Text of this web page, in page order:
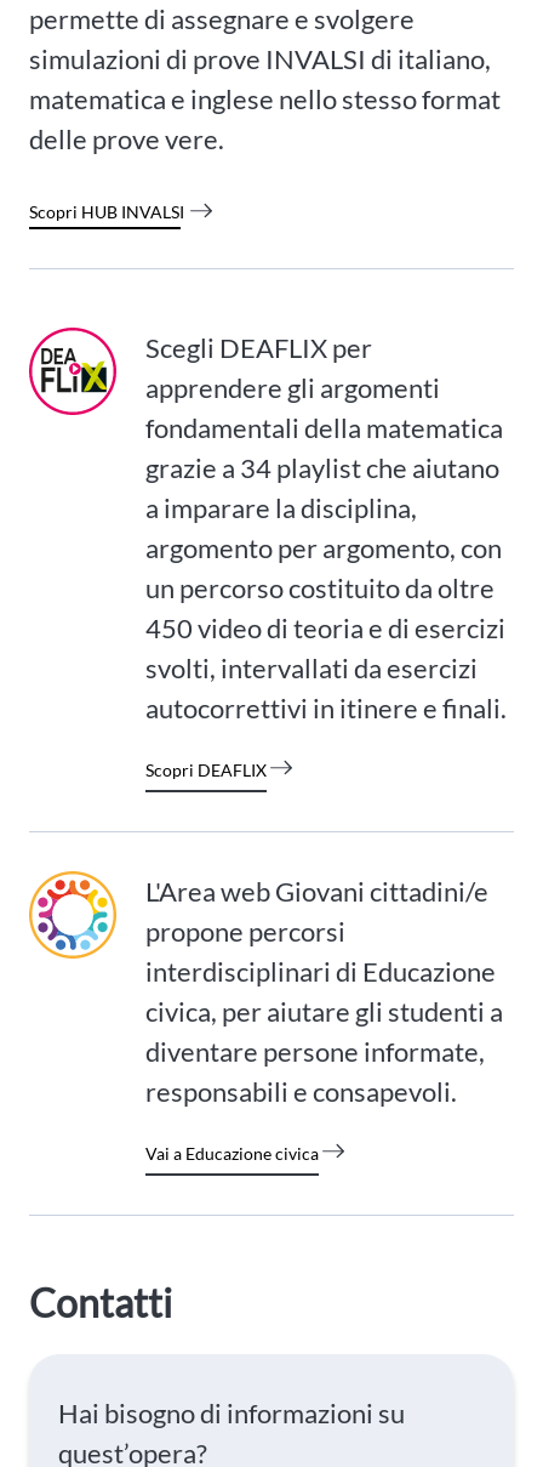
permette di assegnare e svolgere
simulazioni di prove INVALSI di italiano,
matematica e inglese nello stesso format
delle prove vere.
Scopri HUB INVALSI
Scegli DEAFLIX per
apprendere gli argomenti
fondamentali della matematica
grazie a 34 playlist che aiutano
a imparare la disciplina,
argomento per argomento, con
un percorso costituito da oltre
450 video di teoria e di esercizi
svolti, intervallati da esercizi
autocorrettivi in itinere e finali.
Scopri DEAFLIX
L'Area web Giovani cittadini/e
propone percorsi
interdisciplinari di Educazione
civica, per aiutare gli studenti a
diventare persone informate,
responsabili e consapevoli.
Vai a Educazione civica
Contatti
Hai bisogno di informazioni su
quest’opera?